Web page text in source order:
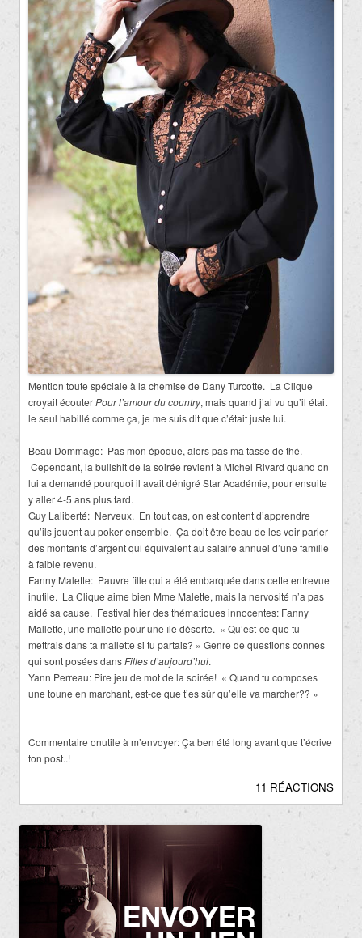
Mention toute spéciale à la chemise de Dany Turcotte. La Clique
croyait écouterPour l’amour du country, mais quand j’ai vu qu’il était
le seul habillé comme ça, je me suis dit que c’était juste lui.
Beau Dommage: Pas mon époque, alors pas ma tasse de thé.
Cependant, la bullshit de la soirée revient à Michel Rivard quand on
lui a demandé pourquoi il avait dénigré Star Académie, pour ensuite
y aller 4-5 ans plus tard.
Guy Laliberté: Nerveux. En tout cas, on est content d’apprendre
qu’ils jouent au poker ensemble. Ça doit être beau de les voir parier
des montants d’argent qui équivalent au salaire annuel d’une famille
à faible revenu.
Fanny Malette: Pauvre fille qui a été embarquée dans cette entrevue
inutile. La Clique aime bien Mme Malette, mais la nervosité n’a pas
aidé sa cause. Festival hier des thématiques innocentes: Fanny
Mallette, une mallette pour une île déserte. « Qu’est-ce que tu
mettrais dans ta mallette si tu partais? » Genre de questions connes
qui sont posées dansFilles d’aujourd’hui.
Yann Perreau: Pire jeu de mot de la soirée! « Quand tu composes
une toune en marchant, est-ce que t’es sûr qu’elle va marcher?? »
Commentaire onutile à m’envoyer: Ça ben été long avant que t’écrive
ton post..!
11 RÉACTIONS